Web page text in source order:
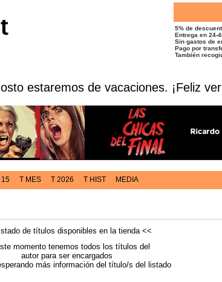
5% de
Entrega en 24-
Sin gastos de
Pago por
También
estaremos de vacaciones. ¡Feliz
15 T MES T 2026 T HIST MEDIA
de títulos disponibles en la tienda <<
momento tenemos todos los títulos del
autor para ser encargados
más información del título/s del listado